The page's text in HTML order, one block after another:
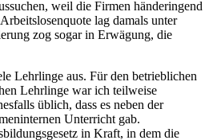
weil die Firmen händeringend
lag damals unter
zog sogar in Erwägung, die
Lehrlinge aus. Für den betrieblichen
Lehrlinge war ich teilweise
üblich, dass es neben der
Unterricht gab.
in Kraft, in dem die